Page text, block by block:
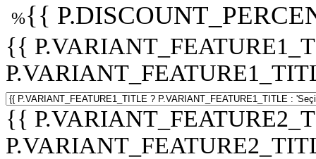
%{{
{{
{{